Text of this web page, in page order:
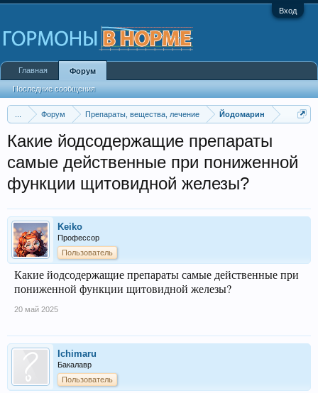
Вход
Форум Препараты, вещества, лечение Йодомарин
Какие йодсодержащие препараты
самые действенные при пониженной
функции щитовидной железы?
Keiko
Профессор
Пользователь
Какие йодсодержащие препараты самые действенные при
пониженной функции щитовидной железы?
20 май 2025
Ichimaru
Бакалавр
Пользователь
Главная Форум
Последние сообщения